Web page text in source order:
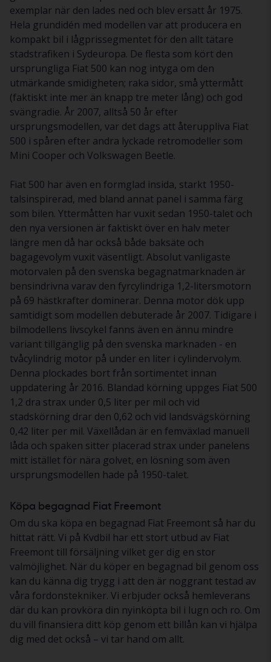
exemplar när den lades ned och blev ersatt år 1975.
Hela grundidén med modellen var att producera en
kompakt bil i lågprissegmentet för den allt tätare
stadstrafiken i Sydeuropa. De flesta som kört den
ursprungliga Fiat 500 kan nog intyga om den
utmärkande smidigheten; raka sidor, små yttermått
(faktiskt inte mer än knapp tre meter lång) och god
svängradie. År 2007, alltså 50 år efter
ursprungsmodellen, var det dags att återuppliva Fiat
500 i spåren efter andra lyckade retromodeller som
Mini Cooper och Volkswagen Beetle.
Fiat 500 har även en formglad insida, starkt 1950-
talsinspirerad, med bland annat panel i samma färg
som bilen. Yttermåtten har vuxit sedan 1950-talet och
den nya versionen är faktiskt över en halv meter
längre men då har också både baksäte och
bagagevolym vuxit väsentligt. Absolut vanligaste
motorvalen på den svenska begagnatmarknaden är
bensindrivna varav den fyrcylindriga 1,2-litersmotorn
på 69 hästkrafter dominerar. Denna motor dök upp
samtidigt som modellen debuterade år 2007. Tidigare i
bilmodellens livscykel fanns även en ännu mindre
variant tillgänglig på den svenska marknaden - en
tvåcylindrig motor på under en liter i cylindervolym.
Denna plockades bort från sortimentet innan
uppdatering år 2016. Blandad körning uppges Fiat 500
1,2 dra strax under 0,5 liter per mil och vid
stadskörning drar den 0,62 och vid landsvägskörning
0,42 liter per mil. Växellådan är en femväxlad manuell
låda och spaken sitter placerad strax under panelens
mitt istället för nära golvet, en lösning som även
ursprungsmodellen hade på 1950-talet.
Köpa begagnad Fiat Freemont
Om du ska köpa en begagnad Fiat Freemont så har du
hittat rätt. Vi på Kvdbil har ett stort utbud av Fiat
Freemont till försäljning vilket ger dig en stor
valmöjlighet. När du köper en begagnad bil genom oss
kan du känna dig trygg i att den är noggrant testad av
våra fordonstekniker. Vi erbjuder också hemleverans
där du kan provköra din nyinköpta bil i lugn och ro. Om
du vill finansiera ditt köp genom ett billån kan vi hjälpa
dig med det också – vi tar hand om allt.